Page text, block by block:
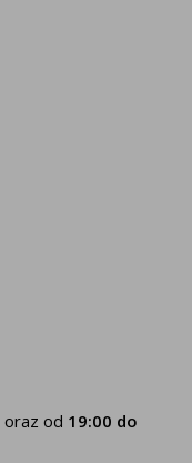
oraz od 19:00 do